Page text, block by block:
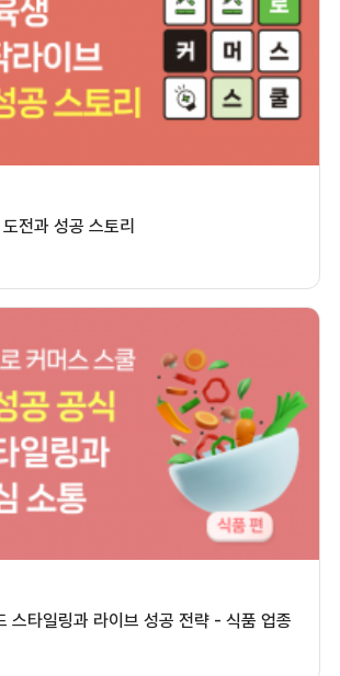
전과 성공 스토리
스타일링과 라이브 성공 전략 - 식품 업종